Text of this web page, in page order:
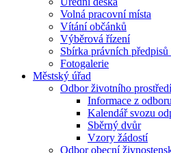
Volná pracovní místa
Vítání občánků
Výběrová řízení
Sbírka právních
Fotogalerie
Městský úřad
Odbor životního prostředí
Informace z odboru
Kalendář svozu
Sběrný dvůr
Vzory žádostí
Odbor obecní